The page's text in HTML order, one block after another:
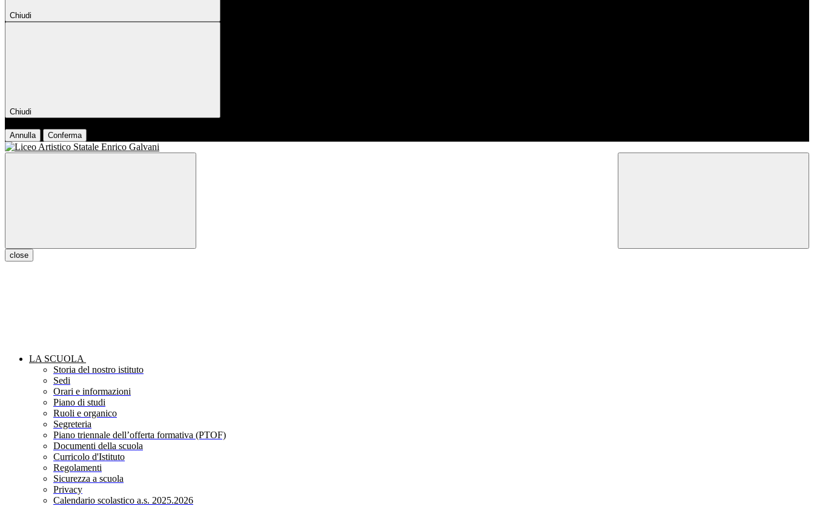
Chiudi
Chiudi
Annulla Conferma
close
LA SCUOLA
Storia del nostro istituto
Sedi
Orari e informazioni
Piano di studi
Ruoli e organico
Segreteria
Piano triennale dell’offerta formativa (PTOF)
Documenti della scuola
Curricolo d'Istituto
Regolamenti
Sicurezza a scuola
Privacy
Calendario scolastico a.s. 2025.2026